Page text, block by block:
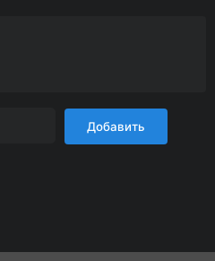
Добавить